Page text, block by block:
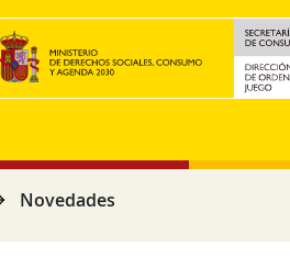
navegación
Novedades